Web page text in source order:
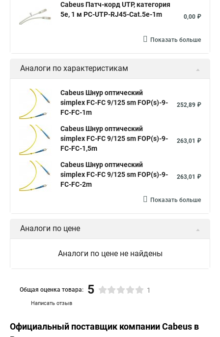
Cabeus Патч-корд UTP, категория
5e, 1 м PC-UTP-RJ45-Cat.5e-1m
0,00 ₽
Показать больше
Аналоги по характеристикам
Cabeus Шнур оптический
simplex FC-FC 9/125 sm FOP(s)-9-
FC-FC-1m
252,89 ₽
Cabeus Шнур оптический
simplex FC-FC 9/125 sm FOP(s)-9-
FC-FC-1,5m
263,01 ₽
Cabeus Шнур оптический
simplex FC-FC 9/125 sm FOP(s)-9-
FC-FC-2m
263,01 ₽
Показать больше
Аналоги по цене
Аналоги по цене не найдены
Написать отзыв
Общая оценка товара: 5 1
Официальный поставщик компанииCabeus в